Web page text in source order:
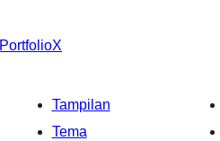
PortfolioX
Tampilan
Tema